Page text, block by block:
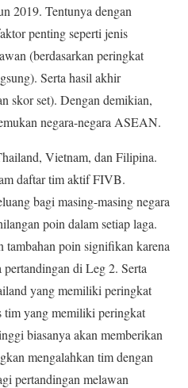
2019. Tentunya dengan
penting seperti jenis
(berdasarkan peringkat
Serta hasil akhir
skor set). Dengan demikian,
negara-negara ASEAN.
Vietnam, dan Filipina.
daftar tim aktif FIVB.
bagi masing-masing negara
poin dalam setiap laga.
tambahan poin signifikan karena
di Leg 2. Serta
yang memiliki peringkat
tim yang memiliki peringkat
biasanya akan memberikan
mengalahkan tim dengan
pertandingan melawan